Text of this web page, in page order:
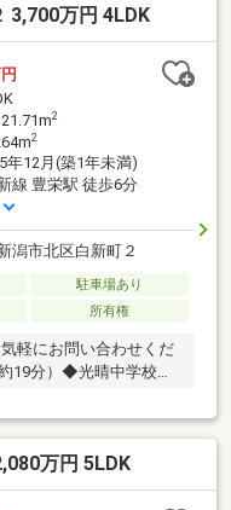
しを快適にする設計。
けによる縦方向の広が
と快適さを両立。
3,700万円 4LDK
2
2
年12月(築1年未満)
線 豊栄駅 徒歩6分
潟市北区白新町２
駐車場あり
所有権
軽にお問い合わせくだ
19分）◆光晴中学校ま
万円 5LDK